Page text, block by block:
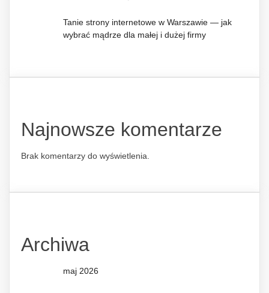
Tanie strony internetowe w Warszawie — jak
wybrać mądrze dla małej i dużej firmy
Najnowsze komentarze
Brak komentarzy do wyświetlenia.
Archiwa
maj 2026